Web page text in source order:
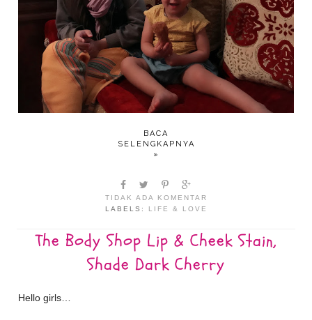
BACA
SELENGKAPNYA
»
TIDAK ADA KOMENTAR
LABELS:
LIFE & LOVE
The Body Shop Lip & Cheek Stain,
Shade Dark Cherry
Hello girls…